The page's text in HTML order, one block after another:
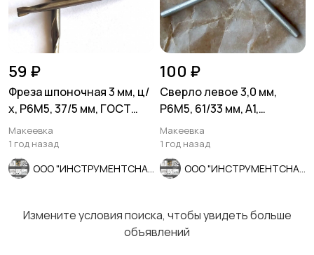
Посуда Растения и семена
Сад и огород Садовая мебель
59 ₽
Фреза шпоночная 3 мм, ц/
х, Р6М5, 37/5 мм, ГОСТ
9140-78, СССР.
Макеевка
1 год назад
100 ₽
Сверло левое 3,0 мм,
Р6М5, 61/33 мм, А1,
шлифованное, ГОСТ
10902-77.
Макеевка
1 год назад
Измените условия поиска, чтобы увидеть больше
объявлений